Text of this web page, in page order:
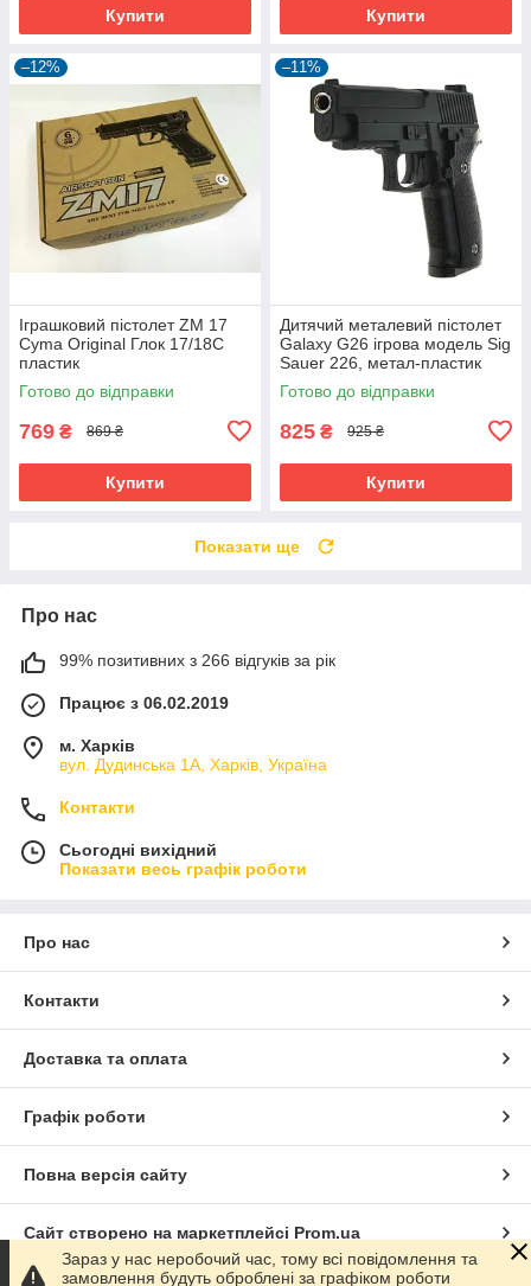
Купити Купити
–12%
Іграшковий пістолет ZM 17
Cyma Original Глок 17/18C
пластик
Готово до відправки
769 ₴ 869 ₴
Купити
–11%
Дитячий металевий пістолет
Galaxy G26 ігрова модель Sig
Sauer 226, метал-пластик
Готово до відправки
825 ₴ 925 ₴
Купити
Показати ще
Про нас
99% позитивних з 266 відгуків за рік
Працює з 06.02.2019
м. Харків
вул. Дудинська 1А, Харків, Україна
Контакти
Сьогодні вихідний
Показати весь графік роботи
Про нас
Контакти
Доставка та оплата
Графік роботи
Повна версія сайту
Сайт створено на маркетплейсі Prom.ua
Зараз у нас неробочий час, тому всі повідомлення та
замовлення будуть оброблені за графіком роботи